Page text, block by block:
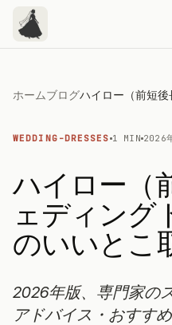
ホームブログ
WEDDING-DRESSES 1 MIN 2026
ハイロー（
ェディング
のいいとこ
2026年版、専門家の
アドバイス・おすす